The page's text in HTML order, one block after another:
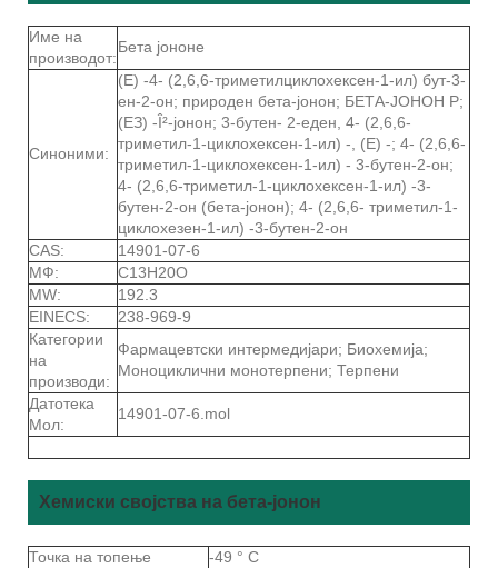
Име на
производот:
Бета јононе
Синоними:
(Е) -4- (2,6,6-триметилциклохексен-1-ил) бут-3-
ен-2-он; природен бета-јонон; БЕТА-ЈОНОН Р;
(ЕЗ) -Î²-јонон; 3-бутен- 2-еден, 4- (2,6,6-
триметил-1-циклохексен-1-ил) -, (Е) -; 4- (2,6,6-
триметил-1-циклохексен-1-ил) - 3-бутен-2-он;
4- (2,6,6-триметил-1-циклохексен-1-ил) -3-
бутен-2-он (бета-јонон); 4- (2,6,6- триметил-1-
циклохезен-1-ил) -3-бутен-2-он
CAS:
14901-07-6
МФ:
C13H20O
MW:
192.3
EINECS:
238-969-9
Категории
на
производи:
Фармацевтски интермедијари; Биохемија;
Моноциклични монотерпени; Терпени
Датотека
Мол:
14901-07-6.mol
Хемиски својства на бета-јонон
Точка на топење
-49 ° C